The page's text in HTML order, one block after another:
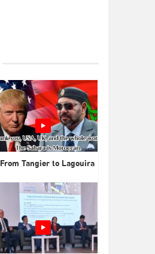
From Tangier to Lagouira